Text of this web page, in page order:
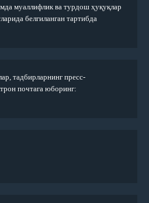
муаллифлик ва турдош ҳуқуқлар
белгиланган тартибда
тадбирларнинг пресс-
почтага юборинг: